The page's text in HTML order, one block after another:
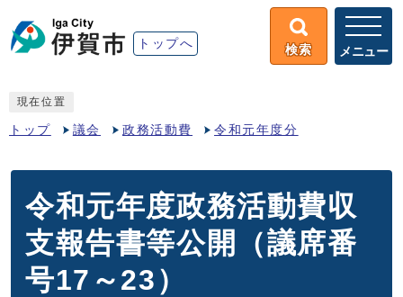
トップへ 検索 メニュー
現在位置
トップ 議会 政務活動費 令和元年度分
令和元年度政務活動費収
支報告書等公開（議席番
号17～23）